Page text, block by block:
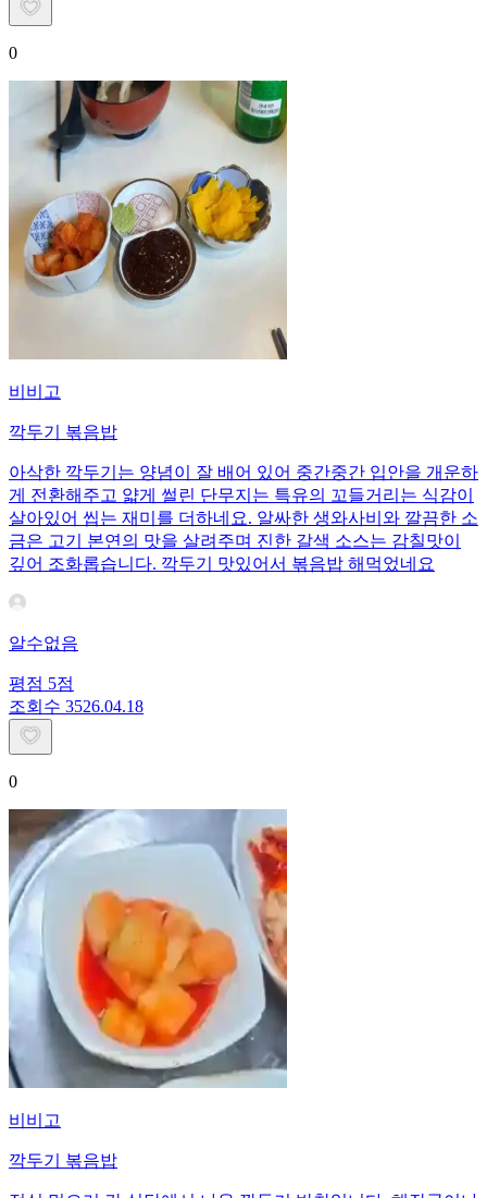
0
비비고
깍두기 볶음밥
아삭한 깍두기는 양념이 잘 배어 있어 중간중간 입안을 개운하
게 전환해주고 얇게 썰린 단무지는 특유의 꼬들거리는 식감이
살아있어 씹는 재미를 더하네요. 알싸한 생와사비와 깔끔한 소
금은 고기 본연의 맛을 살려주며 진한 갈색 소스는 감칠맛이
깊어 조화롭습니다. 깍두기 맛있어서 볶음밥 해먹었네요
알수없음
평점 5점
조회수 3526.04.18
0
비비고
깍두기 볶음밥